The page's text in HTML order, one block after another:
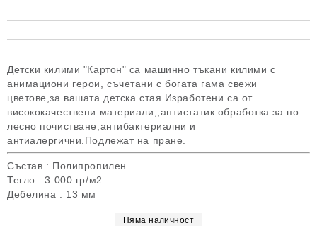
Детски килими "Картон" са машинно тъкани килими с
анимациони герои, съчетани с богата гама свежи
цветове,за вашата детска стая.Изработени са от
висококачествени материали,,антистатик обработка за по
лесно почистване,антибактериални и
антиалергични.Подлежат на пране.
Състав : Полипропилен
Тегло : 3 000 гр/м2
Дебелина : 13 мм
Няма наличност